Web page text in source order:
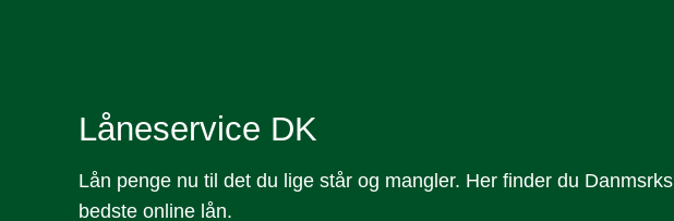
Låneservice DK
Lån penge nu til det du lige står og mangler. Her finder du Danmsrks
bedste online lån.